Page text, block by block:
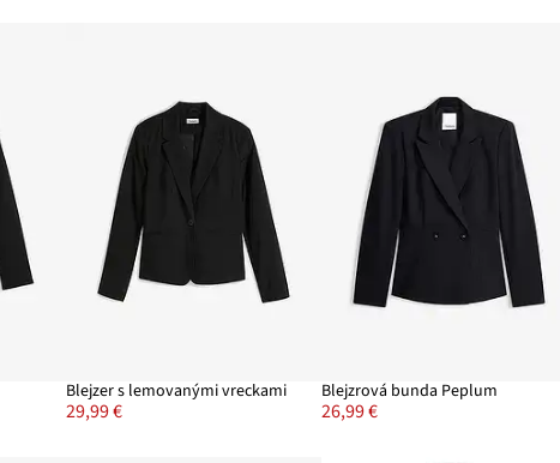
Blejzer s lemovanými vreckami
29,99 €
Blejzrová bunda Peplum
26,99 €